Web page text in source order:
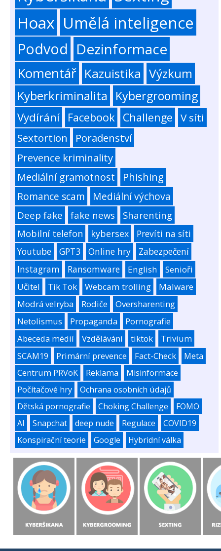
Hoax Umělá inteligence
Podvod Dezinformace
Komentář Kazuistika Výzkum
Kyberkriminalita Kybergrooming
Vydírání Facebook Challenge
V síti
Sextortion
Poradenství
Prevence kriminality
Mediální gramotnost
Phishing
Romance scam
Mediální výchova
Deep fake fake news Sharenting
Mobilní telefon kybersex
Prevíti na síti
Youtube
GPT3 Online hry
Zabezpečení
Instagram
Ransomware English
Senioři
Učitel
Tik Tok Webcam trolling
Malware
Modrá velryba
Rodiče
Oversharenting
Netolismus
Propaganda
Pornografie
Abeceda médií
Vzdělávání tiktok
Trivium
SCAM19
Primární prevence Fact-Check
Meta
Centrum PRVoK
Reklama
Misinformace
Počítačové hry
Ochrana osobních údajů
Dětská pornografie
Choking Challenge
FOMO
AI
Snapchat deep nude Regulace
COVID19
Konspirační teorie
Google Hybridní válka